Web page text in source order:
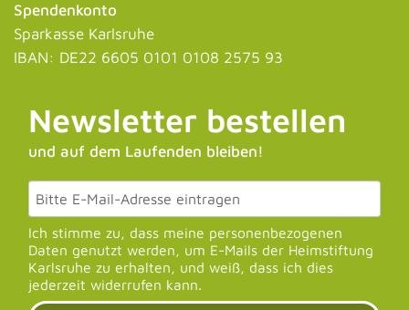
Spendenkonto
Sparkasse Karlsruhe
IBAN: DE22 6605 0101 0108 2575 93
Newsletter bestellen
und auf dem Laufenden bleiben!
Ich stimme zu, dass meine personenbezogenen
Daten genutzt werden, um E-Mails der Heimstiftung
Karlsruhe zu erhalten, und weiß, dass ich dies
jederzeit widerrufen kann.